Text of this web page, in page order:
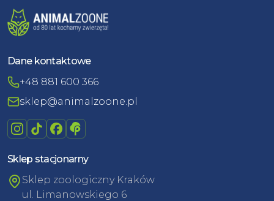
Dane kontaktowe
+48 881 600 366
sklep@animalzoone.pl
Sklep stacjonarny
Sklep zoologiczny Kraków
ul. Limanowskiego 6